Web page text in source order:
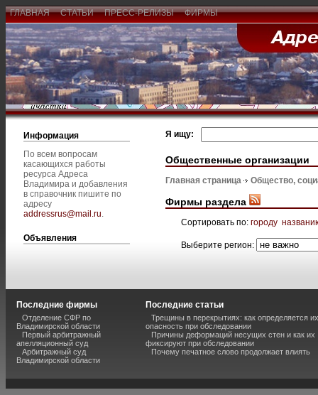
ГЛАВНАЯ СТАТЬИ ПРЕСС-РЕЛИЗЫ ФИРМЫ
Информация
По всем вопросам
касающихся работы
ресурса Адреса
Владимира и добавления
в справочник пишите по
адресу
addressrus@mail.ru.
Объявления
Я ищу:
Общественные организации
Главная страница Общество,
Фирмы раздела
Сортировать по: городу
Выберите регион:
Последние фирмы
Отделение СФР по
Владимирской области
Первый арбитражный
апелляционный суд
Арбитражный суд
Владимирской области
Последние статьи
Трещины в перекрытиях: как определяется их
опасность при обследовании
Причины деформаций несущих стен и как их
фиксируют при обследовании
Почему печатное слово продолжает влиять